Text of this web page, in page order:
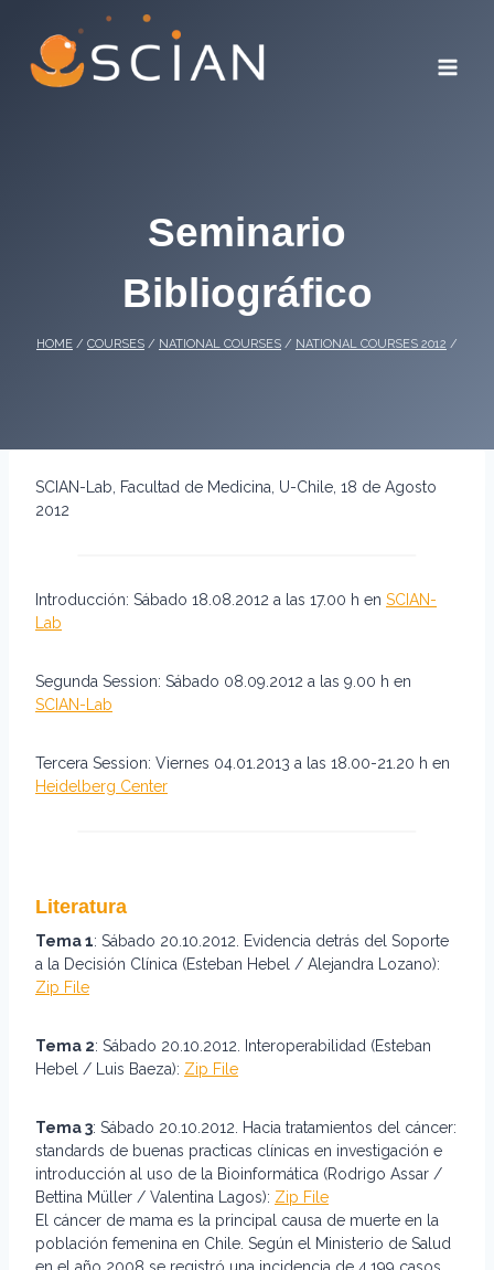
content
Seminario
Bibliográfico
HOME / COURSES / NATIONAL COURSES / NATIONAL COURSES 2012 /
SCIAN-Lab, Facultad de Medicina, U-Chile, 18 de Agosto
2012
Introducción: Sábado 18.08.2012 a las 17.00 h en SCIAN-
Lab
Segunda Session: Sábado 08.09.2012 a las 9.00 h en
SCIAN-Lab
Tercera Session: Viernes 04.01.2013 a las 18.00-21.20 h en
Heidelberg Center
Literatura
Tema 1: Sábado 20.10.2012. Evidencia detrás del Soporte
a la Decisión Clínica (Esteban Hebel / Alejandra Lozano):
Zip File
Tema 2: Sábado 20.10.2012. Interoperabilidad (Esteban
Hebel / Luis Baeza): Zip File
Tema 3: Sábado 20.10.2012. Hacia tratamientos del cáncer:
standards de buenas practicas clínicas en investigación e
introducción al uso de la Bioinformática (Rodrigo Assar /
Bettina Müller / Valentina Lagos): Zip File
El cáncer de mama es la principal causa de muerte en la
población femenina en Chile. Según el Ministerio de Salud